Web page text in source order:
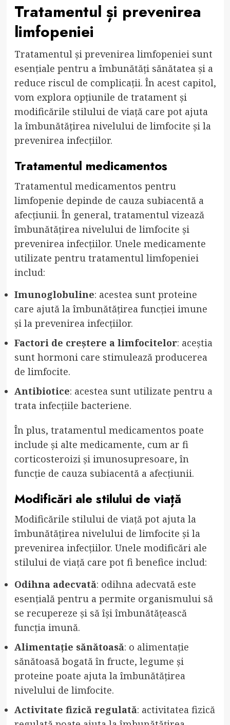
Tratamentul și prevenirea
limfopeniei
Tratamentul și prevenirea limfopeniei sunt
esențiale pentru a îmbunătăți sănătatea și a
reduce riscul de complicații. În acest capitol,
vom explora opțiunile de tratament și
modificările stilului de viață care pot ajuta
la îmbunătățirea nivelului de limfocite și la
prevenirea infecțiilor.
Tratamentul medicamentos
Tratamentul medicamentos pentru
limfopenie depinde de cauza subiacentă a
afecțiunii. În general, tratamentul vizează
îmbunătățirea nivelului de limfocite și
prevenirea infecțiilor. Unele medicamente
utilizate pentru tratamentul limfopeniei
includ:
Imunoglobuline: acestea sunt proteine
care ajută la îmbunătățirea funcției imune
și la prevenirea infecțiilor.
Factori de creștere a limfocitelor: aceștia
sunt hormoni care stimulează producerea
de limfocite.
Antibiotice: acestea sunt utilizate pentru a
trata infecțiile bacteriene.
În plus, tratamentul medicamentos poate
include și alte medicamente, cum ar fi
corticosteroizi și imunosupresoare, în
funcție de cauza subiacentă a afecțiunii.
Modificări ale stilului de viață
Modificările stilului de viață pot ajuta la
îmbunătățirea nivelului de limfocite și la
prevenirea infecțiilor. Unele modificări ale
stilului de viață care pot fi benefice includ:
Odihna adecvată: odihna adecvată este
esențială pentru a permite organismului să
se recupereze și să își îmbunătățească
funcția imună.
Alimentație sănătoasă: o alimentație
sănătoasă bogată în fructe, legume și
proteine poate ajuta la îmbunătățirea
nivelului de limfocite.
Activitate fizică regulată: activitatea fizică